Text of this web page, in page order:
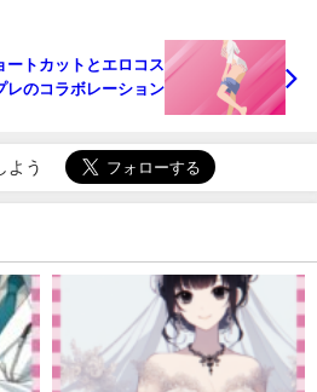
ートカットとエロコス
レのコラボレーション
よう